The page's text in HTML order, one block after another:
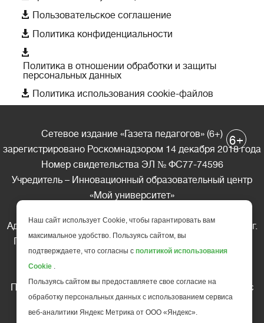
 Пользовательское соглашение
 Политика конфиденциальности

Политика в отношении обработки и защиты
персональных данных
 Политика использования cookie-файлов
Сетевое издание «Газета педагогов» (6+)
зарегистрировано Роскомнадзором 14 декабря 2018 года
Номер свидетельства ЭЛ № ФС77-74596
Учредитель – Инновационный образовательный центр
«Мой университет»
Адрес редакции: 185035 Россия, Республика Карелия, г.
Петрозаводск, ул. Фридриха Энгельса д.10, офис 211
Телефон редакции: +7 (499) 685-10-45
Перепечатка материалов газеты допускается только c
письменного разрешения редакции
Ссылка на «Газету педагогов» обязательна.
6+
Наш сайт использует Cookie, чтобы гарантировать вам
максимальное удобство. Пользуясь сайтом, вы
подтверждаете, что согласны с политикой использования
Cookie .
Пользуясь сайтом вы предоставляете свое согласие на
обработку персональных данных с использованием сервиса
веб-аналитики Яндекс Метрика от ООО «Яндекс».